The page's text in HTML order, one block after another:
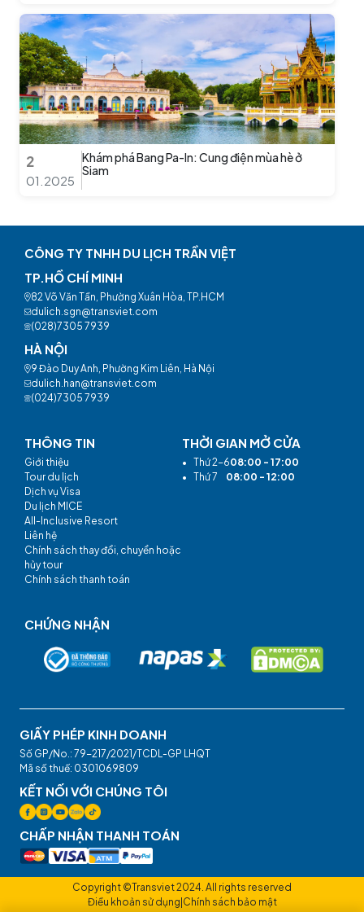
2
01.2025
Khám phá Bang Pa-In: Cung điện mùa hè ở
Siam
CÔNG TY TNHH DU LỊCH TRẦN VIỆT
TP.HỒ CHÍ MINH
82 Võ Văn Tần, Phường Xuân Hòa, TP.HCM
dulich.sgn@transviet.com
(028)7305 7939
HÀ NỘI
9 Đào Duy Anh, Phường Kim Liên, Hà Nội
dulich.han@transviet.com
(024)7305 7939
THÔNG TIN
Giới thiệu
Tour du lịch
Dịch vụ Visa
Du lịch MICE
All-Inclusive Resort
Liên hệ
Chính sách thay đổi, chuyển hoặc
hủy tour
Chính sách thanh toán
THỜI GIAN MỞ CỬA
• Thứ 2-608:00 - 17:00
• Thứ 7 08:00 - 12:00
CHỨNG NHẬN
GIẤY PHÉP KINH DOANH
Số GP/No.: 79-217/2021/TCDL-GP LHQT
Mã số thuế: 0301069809
KẾT NỐI VỚI CHÚNG TÔI
CHẤP NHẬN THANH TOÁN
Copyright ©Transviet 2024. All rights reserved
Điều khoản sử dụng Chính sách bảo mật